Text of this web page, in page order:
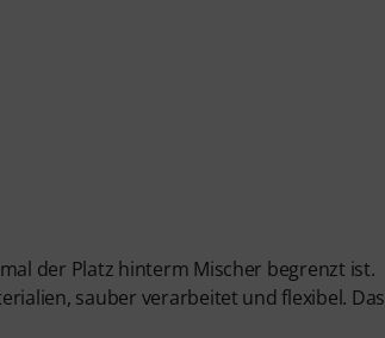
der Platz hinterm Mischer begrenzt ist.
sauber verarbeitet und flexibel. Das